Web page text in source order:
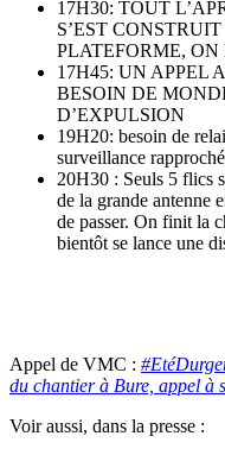
17H30: TOUT
S’EST
PLATEFORME,
17H45: UN APPEL
BESOIN DE
D’EXPULSION
19H20: besoin de
surveillance
20H30 : Seuls 5 flics
de la grande antenne
de passer. On finit la
bientôt se lance une
Appel de VMC :
du chantier à Bure, appel à
Voir aussi, dans la presse :